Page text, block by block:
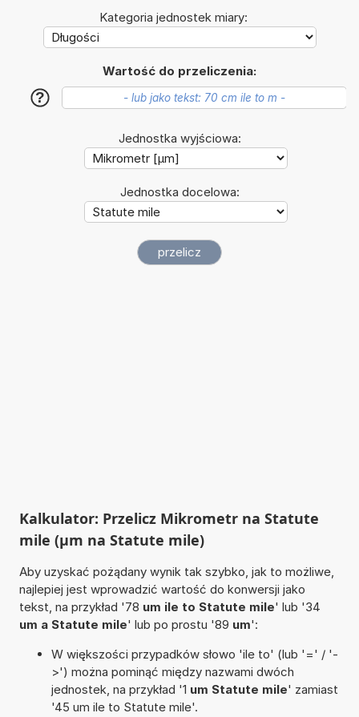
Kategoria jednostek miary:
Wartość do przeliczenia:
?
Jednostka wyjściowa:
Jednostka docelowa:
Kalkulator: Przelicz Mikrometr na Statute
mile (µm na Statute mile)
Aby uzyskać pożądany wynik tak szybko, jak to możliwe,
najlepiej jest wprowadzić wartość do konwersji jako
tekst, na przykład '78 um ile to Statute mile' lub '34
um a Statute mile' lub po prostu '89 um':
W większości przypadków słowo 'ile to' (lub '=' / '-
>') można pominąć między nazwami dwóch
jednostek, na przykład '1 um Statute mile' zamiast
'45 um ile to Statute mile'.